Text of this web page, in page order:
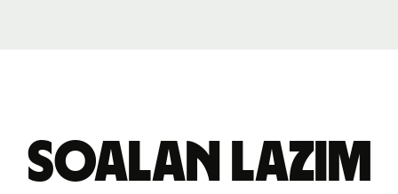
Soalan Lazim